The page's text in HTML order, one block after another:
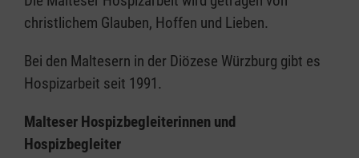
christlichem Glauben, Hoffen und Lieben.
Bei den Maltesern in der Diözese Würzburg gibt es
Hospizarbeit seit 1991.
Malteser Hospizbegleiterinnen und
Hospizbegleiter